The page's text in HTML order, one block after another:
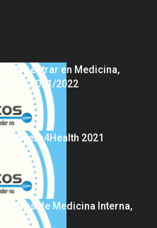
para entrar en Medicina,
vs 2021/2022
2021
de Medicina Interna,